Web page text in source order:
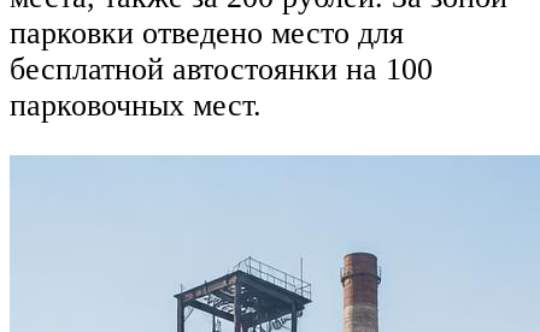
парковки отведено место для
бесплатной автостоянки на 100
парковочных мест.